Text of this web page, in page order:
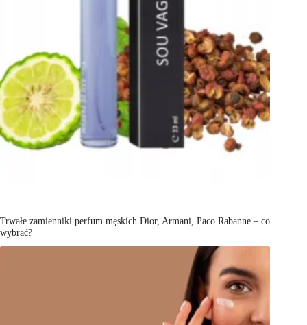
Trwałe zamienniki perfum męskich Dior, Armani, Paco Rabanne – co
wybrać?